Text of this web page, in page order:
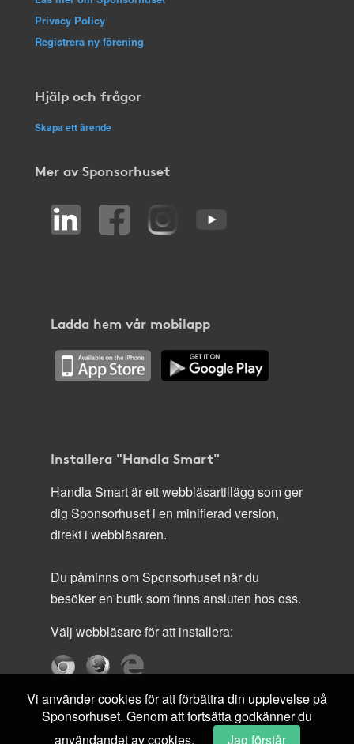
Privacy Policy
Registrera ny förening
Hjälp och frågor
Skapa ett ärende
Mer av Sponsorhuset
Ladda hem vår mobilapp
Installera "Handla Smart"
Handla Smart är ett webbläsartillägg som ger
dig Sponsorhuset i en minifierad version,
direkt i webbläsaren.
Du påminns om Sponsorhuset när du
besöker en butik som finns ansluten hos oss.
Välj webbläsare för att installera:
Vi använder cookies för att förbättra din upplevelse på
Sponsorhuset. Genom att fortsätta godkänner du
användandet av cookies.
Jag förstår